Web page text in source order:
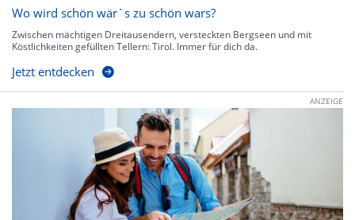
Wo wird schön wär`s zu schön wars?
Zwischen mächtigen Dreitausendern, versteckten Bergseen und mit
Köstlichkeiten gefüllten Tellern: Tirol. Immer für dich da.
Jetzt entdecken
ANZEIGE